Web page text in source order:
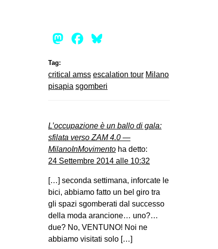
Mastodon
Facebook
Tag:
critical amss escalation tour Milano
pisapia sgomberi
L’occupazione è un ballo di gala:
sfilata verso ZAM 4.0 —
MilanoInMovimento ha detto:
24 Settembre 2014 alle 10:32
[…] seconda settimana, inforcate le
bici, abbiamo fatto un bel giro tra
gli spazi sgomberati dal successo
della moda arancione… uno?…
due? No, VENTUNO! Noi ne
abbiamo visitati solo […]